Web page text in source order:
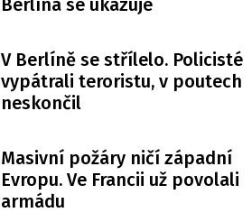
V Berlíně se střílelo. Policisté
vypátrali teroristu, v poutech
neskončil
Masivní požáry ničí západní
Evropu. Ve Francii už povolali
armádu